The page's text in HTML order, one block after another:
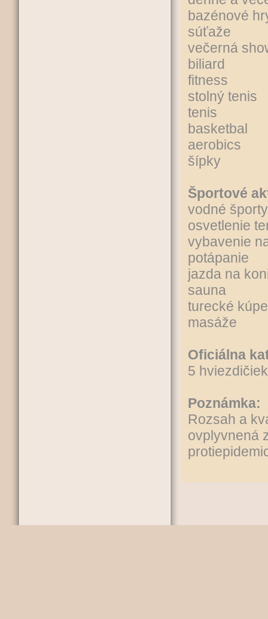
bazénové
súťaže
večerná
biliard
fitness
stolný tenis
tenis
basketbal
aerobics
šípky
Športové
vodné
osvetlenie
vybavenie
potápanie
jazda na
sauna
turecké
masáže
Oficiálna
5 hviezdičiek
Poznámka:
Rozsah a
ovplyvnená